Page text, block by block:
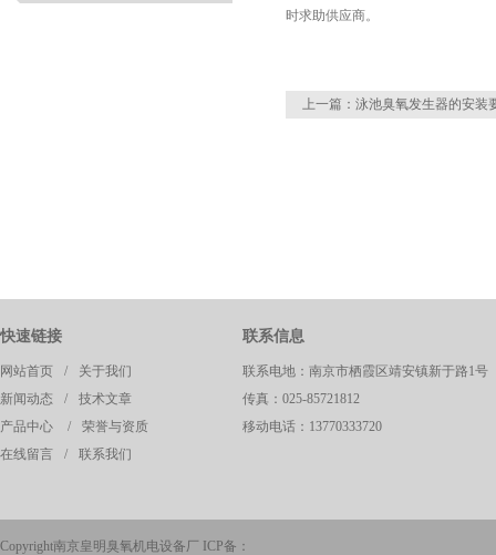
时求助供应商。
上一篇： 泳池臭氧发生器的安装
快速链接
网站首页 /
关于我们
新闻动态
/
技术文章
产品中心
/
荣誉与资质
在线留言
/ 联系我们
联系信息
联系电地：南京市栖霞区靖安镇新于路1号
传真：025-85721812
移动电话：13770333720
Copyright南京皇明臭氧机电设备厂 ICP备：